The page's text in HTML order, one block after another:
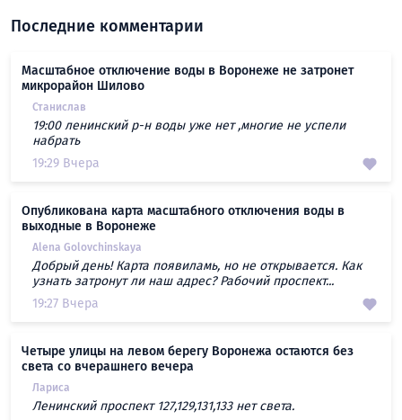
Последние комментарии
Масштабное отключение воды в Воронеже не затронет
микрорайон Шилово
Станислав
19:00 ленинский р-н воды уже нет ,многие не успели
набрать
19:29 Вчера
Опубликована карта масштабного отключения воды в
выходные в Воронеже
Alena Golovchinskaya
Добрый день! Карта появиламь, но не открывается. Как
узнать затронут ли наш адрес? Рабочий проспект...
19:27 Вчера
Четыре улицы на левом берегу Воронежа остаются без
света со вчерашнего вечера
Лариса
Ленинский проспект 127,129,131,133 нет света.